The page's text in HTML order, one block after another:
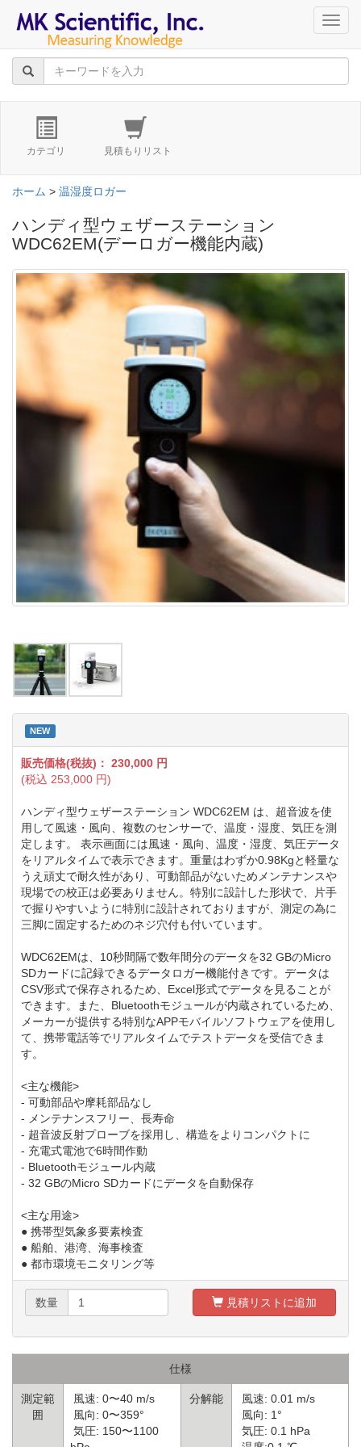
カテゴリ 見積もりリスト
ホーム > 温湿度ロガー
ハンディ型ウェザーステーション
WDC62EM(デーロガー機能内蔵)
NEW
販売価格(税抜)： 230,000 円
(税込 253,000 円)
ハンディ型ウェザーステーション WDC62EM は、超音波を使
用して風速・風向、複数のセンサーで、温度・湿度、気圧を測
定します。 表示画面には風速・風向、温度・湿度、気圧データ
をリアルタイムで表示できます。重量はわずか0.98Kgと軽量な
うえ頑丈で耐久性があり、可動部品がないためメンテナンスや
現場での校正は必要ありません。特別に設計した形状で、片手
で握りやすいように特別に設計されておりますが、測定の為に
三脚に固定するためのネジ穴付も付いています。
WDC62EMは、10秒間隔で数年間分のデータを32 GBのMicro
SDカードに記録できるデータロガー機能付きです。データは
CSV形式で保存されるため、Excel形式でデータを見ることが
できます。また、Bluetoothモジュールが内蔵されているため、
メーカーが提供する特別なAPPモバイルソフトウェアを使用し
て、携帯電話等でリアルタイムでテストデータを受信できま
す。
<主な機能>
- 可動部品や摩耗部品なし
- メンテナンスフリー、長寿命
- 超音波反射プローブを採用し、構造をよりコンパクトに
- 充電式電池で6時間作動
- Bluetoothモジュール内蔵
- 32 GBのMicro SDカードにデータを自動保存
<主な用途>
● 携帯型気象多要素検査
● 船舶、港湾、海事検査
● 都市環境モニタリング等
数量 見積リストに追加
仕様
測定範
囲
風速: 0〜40 m/s
風向: 0〜359°
気圧: 150〜1100
分解能
風速: 0.01 m/s
風向: 1°
気圧: 0.1 hPa